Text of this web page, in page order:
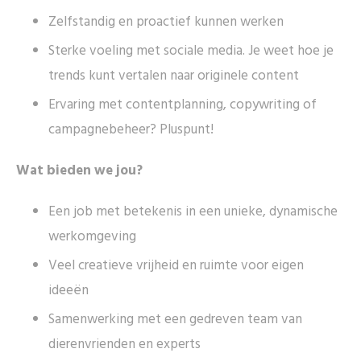
Zelfstandig en proactief kunnen werken
Sterke voeling met sociale media. Je weet hoe je
trends kunt vertalen naar originele content
Ervaring met contentplanning, copywriting of
campagnebeheer? Pluspunt!
Wat bieden we jou?
Een job met betekenis in een unieke, dynamische
werkomgeving
Veel creatieve vrijheid en ruimte voor eigen
ideeën
Samenwerking met een gedreven team van
dierenvrienden en experts